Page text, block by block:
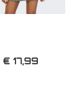
€ 17,99